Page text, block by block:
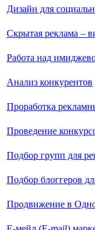
Дизайн для
Скрытая реклама –
Работа над
Анализ конкурентов
Проработка
Проведение
Подбор групп для
Подбор блоггеров
Продвижение в